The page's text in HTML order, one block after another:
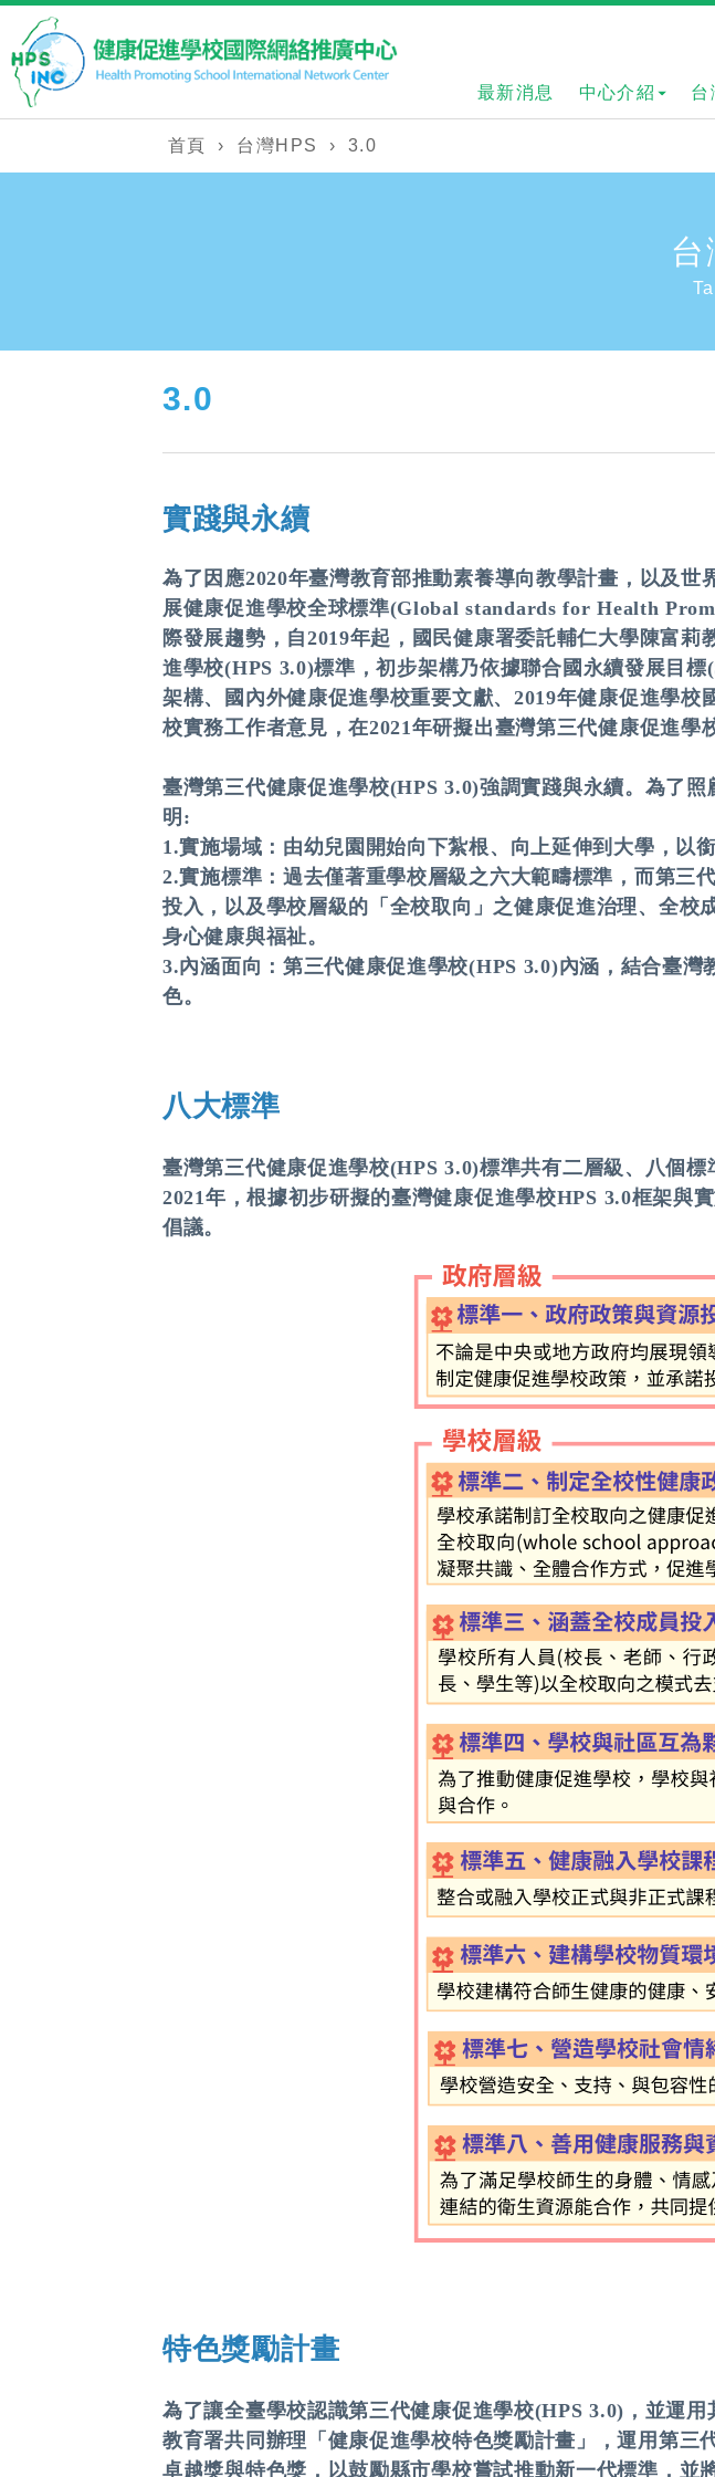
最新消息 中心介紹 台
首頁 › 台灣HPS › 3.0
台
3.0
實踐與永續
為了因應2020年臺灣教育部推動素養導向教學計畫，以及
展健康促進學校全球標準(Global standards for Health
際發展趨勢，自2019年起，國民健康署委託輔仁大學陳富
進學校(HPS 3.0)標準，初步架構乃依據聯合國永續發展目
架構、國內外健康促進學校重要文獻、2019年健康促進學
校實務工作者意見，在2021年研擬出臺灣第三代健康促進學
臺灣第三代健康促進學校(HPS 3.0)強調實踐與永續。為了
明:
1.實施場域：由幼兒園開始向下紮根、向上延伸到大學，以
2.實施標準：過去僅著重學校層級之六大範疇標準，而第三
投入，以及學校層級的「全校取向」之健康促進治理、全
身心健康與福祉。
3.內涵面向：第三代健康促進學校(HPS 3.0)內涵，結合臺
色。
八大標準
臺灣第三代健康促進學校(HPS 3.0)標準共有二層級、八個標
2021年，根據初步研擬的臺灣健康促進學校HPS 3.0框架與
倡議。
特色獎勵計畫
為了讓全臺學校認識第三代健康促進學校(HPS 3.0)，並運
教育署共同辦理「健康促進學校特色獎勵計畫」，運用第
卓越獎與特色獎，以鼓勵縣市學校嘗試推動新一代標準，